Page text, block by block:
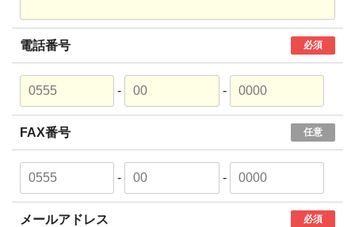
電話番号 必須
- -
FAX番号 任意
- -
メールアドレス 必須